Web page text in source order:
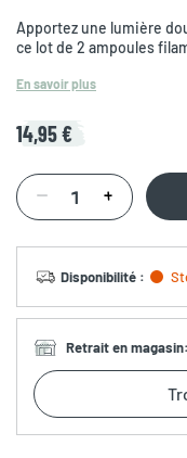
Apportez une lumière
ce lot de 2 ampoules
En savoir plus
14,95 €
Disponibilité :
Retrait en magasin: